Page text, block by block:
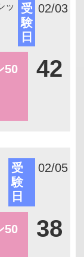
ッ
受
験
日
02/03
50 42
受
験
日
02/05
50 38